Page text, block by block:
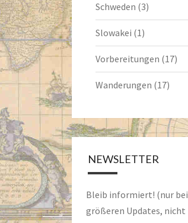
Schweden (3)
Slowakei (1)
Vorbereitungen (17)
Wanderungen (17)
NEWSLETTER
Bleib informiert! (nur bei
größeren Updates, nicht